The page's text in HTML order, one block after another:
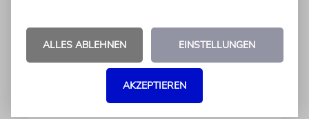
NAHOST
Ugandas Parlament billigt
Truppenentsendung nach
ALLES ABLEHNEN EINSTELLUNGEN
AKZEPTIEREN